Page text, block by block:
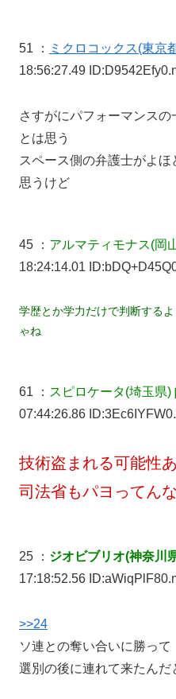
51 ： ミクロコックス(東京
18:56:27.49
さすがにパフォーマンス
とは思う
スペース側の弁護士がよ
思うけど
45 ： アルマティモナス(岡
18:24:14.01
学歴とか学力だけで判断する
ゃね
61 ： スピロケータ(埼玉県)
07:44:26.86
技術盗まれる可能性
司法省もパヨってんな
25 ： ジオビブリオ(神奈川
17:18:52.56
>>24
ソ連との奪い合いに勝って
選別の後に連れて来たんだ